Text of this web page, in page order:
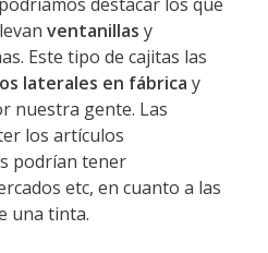
ventanillas y
Este tipo de cajitas las
laterales en fábrica y
nuestra gente. Las
los artículos
podrían tener
etc, en cuanto a las
una tinta.